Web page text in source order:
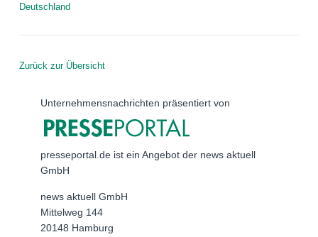
Deutschland
Zurück zur Übersicht
Unternehmensnachrichten präsentiert von
presseportal.de ist ein Angebot der news aktuell
GmbH
news aktuell GmbH
Mittelweg 144
20148 Hamburg